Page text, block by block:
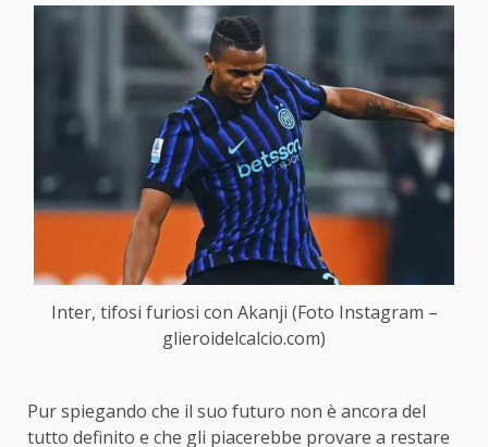
Inter, tifosi furiosi con Akanji (Foto Instagram –
glieroidelcalcio.com)
Pur spiegando che il suo futuro non è ancora del
tutto definito e che gli piacerebbe provare a restare